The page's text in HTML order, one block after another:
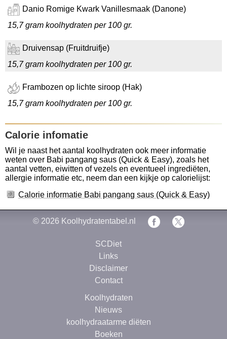
Danio Romige Kwark Vanillesmaak (Danone)
15,7 gram koolhydraten per 100 gr.
Druivensap (Fruitdruifje)
15,7 gram koolhydraten per 100 gr.
Frambozen op lichte siroop (Hak)
15,7 gram koolhydraten per 100 gr.
Calorie infomatie
Wil je naast het aantal koolhydraten ook meer informatie
weten over Babi pangang saus (Quick & Easy), zoals het
aantal vetten, eiwitten of vezels en eventueel ingrediëten,
allergie informatie etc, neem dan een kijkje op calorielijst:
Calorie informatie Babi pangang saus (Quick & Easy)
© 2026 Koolhydratentabel.nl
SCDiet
Links
Disclaimer
Contact
Koolhydraten
Nieuws
koolhydraatarme diëten
Boeken